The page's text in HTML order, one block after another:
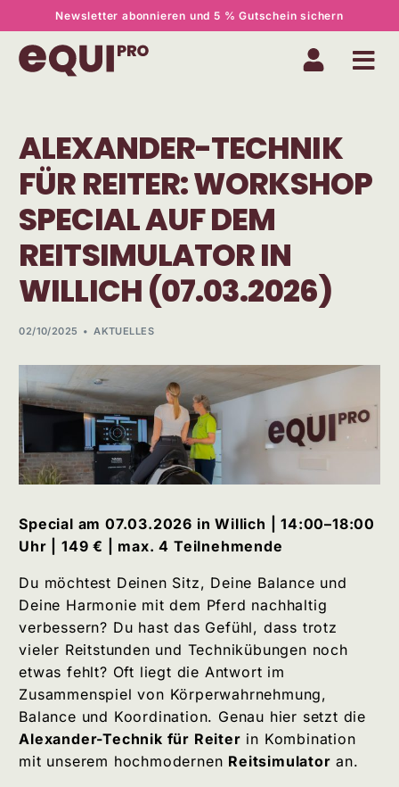
Newsletter abonnieren und 5 % Gutschein sichern
ALEXANDER-TECHNIK
FÜR REITER: WORKSHOP
SPECIAL AUF DEM
REITSIMULATOR IN
WILLICH (07.03.2026)
02/10/2025 AKTUELLES
Special am 07.03.2026 in Willich | 14:00–18:00
Uhr | 149 € | max. 4 Teilnehmende
Du möchtest Deinen Sitz, Deine Balance und
Deine Harmonie mit dem Pferd nachhaltig
verbessern? Du hast das Gefühl, dass trotz
vieler Reitstunden und Technikübungen noch
etwas fehlt? Oft liegt die Antwort im
Zusammenspiel von Körperwahrnehmung,
Balance und Koordination. Genau hier setzt die
Alexander-Technik für Reiter in Kombination
mit unserem hochmodernen Reitsimulator an.